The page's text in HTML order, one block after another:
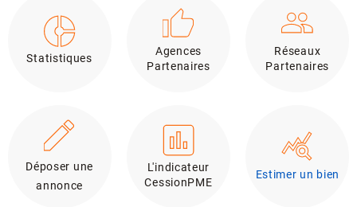
Statistiques
Agences
Partenaires
Réseaux
Partenaires
Déposer une
annonce
L'indicateur
CessionPME
Estimer un bien